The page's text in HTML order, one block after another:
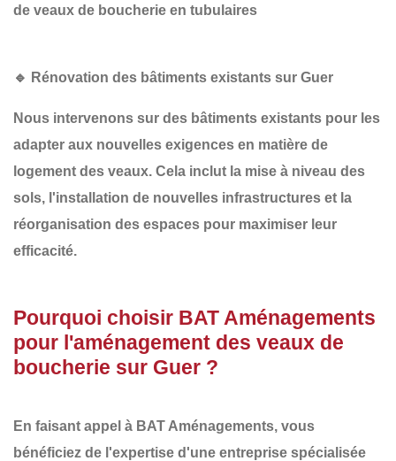
de veaux de boucherie en tubulaires
🔹 Rénovation des bâtiments existants sur Guer
Nous intervenons sur des bâtiments existants pour les
adapter aux nouvelles exigences en matière de
logement des veaux. Cela inclut la mise à niveau des
sols, l'installation de nouvelles infrastructures et la
réorganisation des espaces pour maximiser leur
efficacité.
Pourquoi choisir BAT Aménagements
pour l'aménagement des veaux de
boucherie sur Guer ?
En faisant appel à BAT Aménagements, vous
bénéficiez de l'expertise d'une entreprise spécialisée